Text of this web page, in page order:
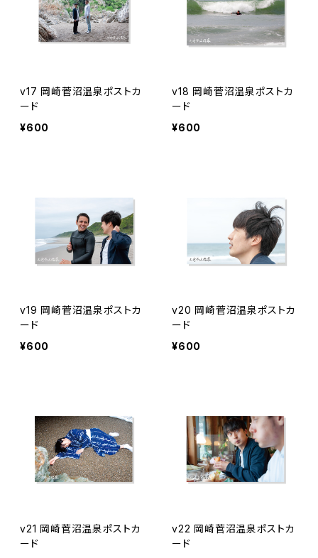
v17 岡崎菅沼温泉ポストカ
ード
¥600
v18 岡崎菅沼温泉ポストカ
ード
¥600
v19 岡崎菅沼温泉ポストカ
ード
¥600
v20 岡崎菅沼温泉ポストカ
ード
¥600
v21 岡崎菅沼温泉ポストカ
ード
v22 岡崎菅沼温泉ポストカ
ード